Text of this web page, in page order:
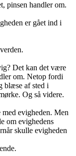
pinsen handler om.
er gået ind i
Det kan det være
om. Netop fordi
blæse af sted i
Og så videre.
med evigheden. Men
om evighedens
skulle evigheden